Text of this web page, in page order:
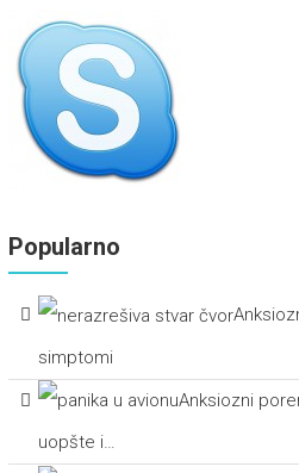
Popularno
simptomi
Anksiozni
uopšte i…